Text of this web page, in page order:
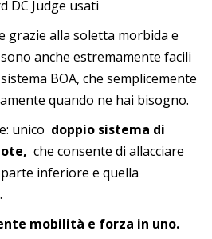
DC Judge usati
grazie alla soletta morbida e
anche estremamente facili
BOA, che semplicemente
quando ne hai bisogno.
unico doppio sistema di
che consente di allacciare
inferiore e quella
mobilità e forza in uno.